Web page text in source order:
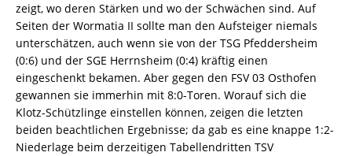
zeigt, wo deren Stärken und wo der Schwächen sind. Auf
Seiten der Wormatia II sollte man den Aufsteiger niemals
unterschätzen, auch wenn sie von der TSG Pfeddersheim
(0:6) und der SGE Herrnsheim (0:4) kräftig einen
eingeschenkt bekamen. Aber gegen den FSV 03 Osthofen
gewannen sie immerhin mit 8:0-Toren. Worauf sich die
Klotz-Schützlinge einstellen können, zeigen die letzten
beiden beachtlichen Ergebnisse; da gab es eine knappe 1:2-
Niederlage beim derzeitigen Tabellendritten TSV